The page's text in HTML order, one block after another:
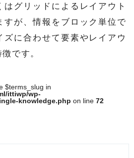
はグリッドによるレイアウト
すが、情報をブロック単位で
に合わせて要素やレイアウ
です。
$terms_slug in
ittiwp/wp-
knowledge.php on line 72